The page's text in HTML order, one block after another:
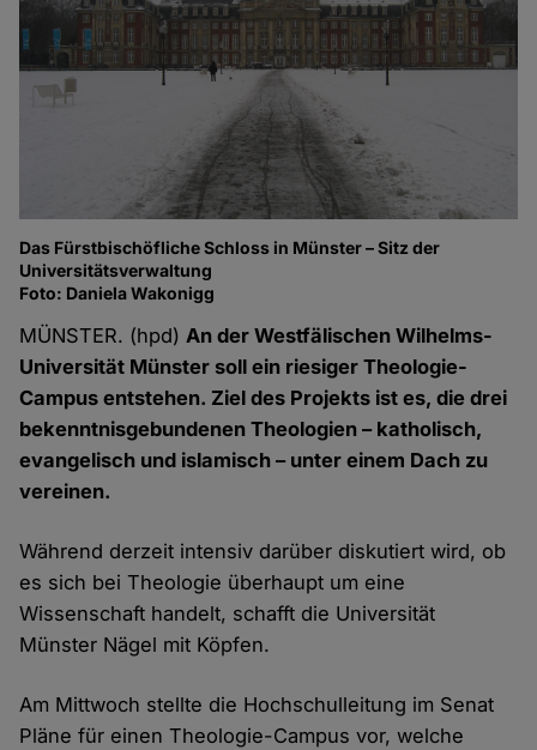
Das Fürstbischöfliche Schloss in Münster – Sitz der
Universitätsverwaltung
Foto: Daniela Wakonigg
MÜNSTER. (hpd)An der Westfälischen Wilhelms-
Universität Münster soll ein riesiger Theologie-
Campus entstehen. Ziel des Projekts ist es, die drei
bekenntnisgebundenen Theologien – katholisch,
evangelisch und islamisch – unter einem Dach zu
vereinen.
Während derzeit intensiv darüber diskutiert wird, ob
es sich bei Theologie überhaupt um eine
Wissenschaft handelt, schafft die Universität
Münster Nägel mit Köpfen.
Am Mittwoch stellte die Hochschulleitung im Senat
Pläne für einen Theologie-Campus vor, welche